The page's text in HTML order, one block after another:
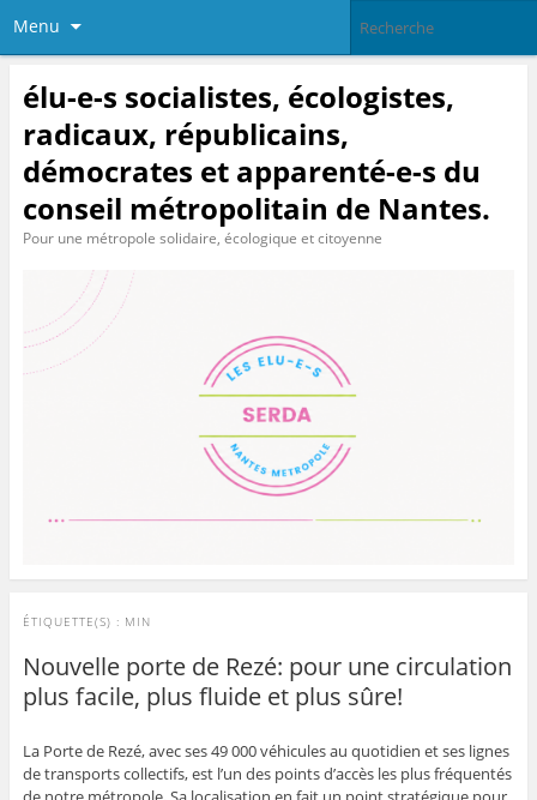
Menu
élu-e-s socialistes, écologistes,
radicaux, républicains,
démocrates et apparenté-e-s du
conseil métropolitain de Nantes.
Pour une métropole solidaire, écologique et citoyenne
ÉTIQUETTE(S) : MIN
Nouvelle porte de Rezé: pour une circulation
plus facile, plus fluide et plus sûre!
La Porte de Rezé, avec ses 49 000 véhicules au quotidien et ses lignes
de transports collectifs, est l’un des points d’accès les plus fréquentés